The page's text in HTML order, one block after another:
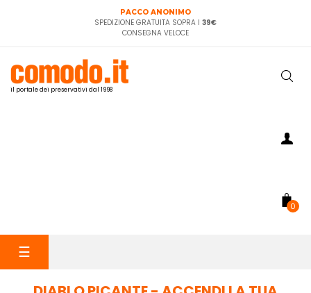
PACCO ANONIMO
SPEDIZIONE GRATUITA SOPRA I 39€
CONSEGNA VELOCE
il portale dei preservativi dal 1998
0
navigazione
☰